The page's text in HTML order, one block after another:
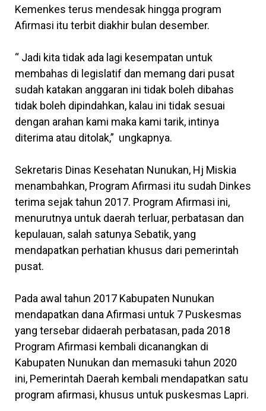
Kemenkes terus mendesak hingga program
Afirmasi itu terbit diakhir bulan desember.
“ Jadi kita tidak ada lagi kesempatan untuk
membahas di legislatif dan memang dari pusat
sudah katakan anggaran ini tidak boleh dibahas
tidak boleh dipindahkan, kalau ini tidak sesuai
dengan arahan kami maka kami tarik, intinya
diterima atau ditolak,” ungkapnya.
Sekretaris Dinas Kesehatan Nunukan, Hj Miskia
menambahkan, Program Afirmasi itu sudah Dinkes
terima sejak tahun 2017. Program Afirmasi ini,
menurutnya untuk daerah terluar, perbatasan dan
kepulauan, salah satunya Sebatik, yang
mendapatkan perhatian khusus dari pemerintah
pusat.
Pada awal tahun 2017 Kabupaten Nunukan
mendapatkan dana Afirmasi untuk 7 Puskesmas
yang tersebar didaerah perbatasan, pada 2018
Program Afirmasi kembali dicanangkan di
Kabupaten Nunukan dan memasuki tahun 2020
ini, Pemerintah Daerah kembali mendapatkan satu
program afirmasi, khusus untuk puskesmas Lapri.